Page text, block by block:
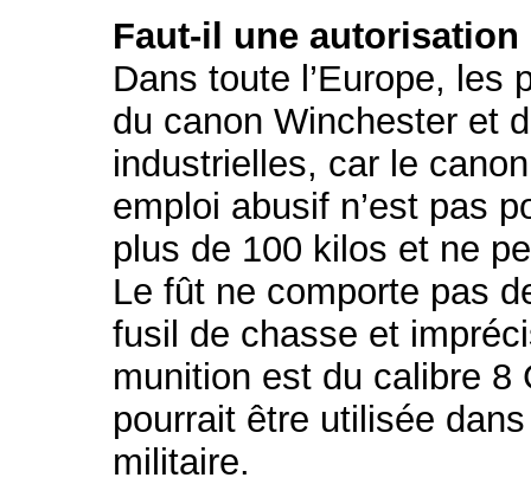
Faut-il une
Dans toute l’Europe, les
du canon Winchester et
industrielles, car le
emploi abusif n’est pas
plus de 100 kilos et ne
Le fût ne comporte pas
fusil de chasse et
munition est du calibre 8
pourrait être utilisée
militaire.